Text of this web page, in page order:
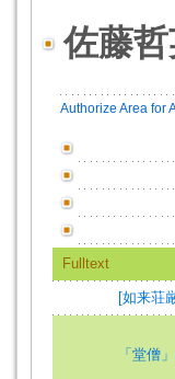
佐藤
Authorize Area for
Fulltext
[如来荘
「堂僧